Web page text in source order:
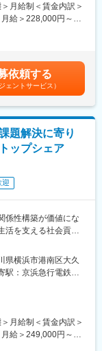
り、お休みが取りや
材も不足するとさ
ビスの提供が困難
ビスを受けている
ラです。介護業界の
注意事項をご説明
車）にて配達
具
調整して2名で届け
月給制＜賃金内訳＞
給＞228,000円～
）賃金はあくまで
可能性があります。
依頼する
ェントサービス）
題解決に寄り
ップシェア
迎
係性構築が価値にな
活を支える社会貢献
らの入社が7割！充
ーム制で働きやす
あり！最大年４回
たキャリア形成も可
県横浜市港南区大久
駅：京浜急行電鉄線
の範囲：本文参照
月給制＜賃金内訳＞
給＞249,000円～